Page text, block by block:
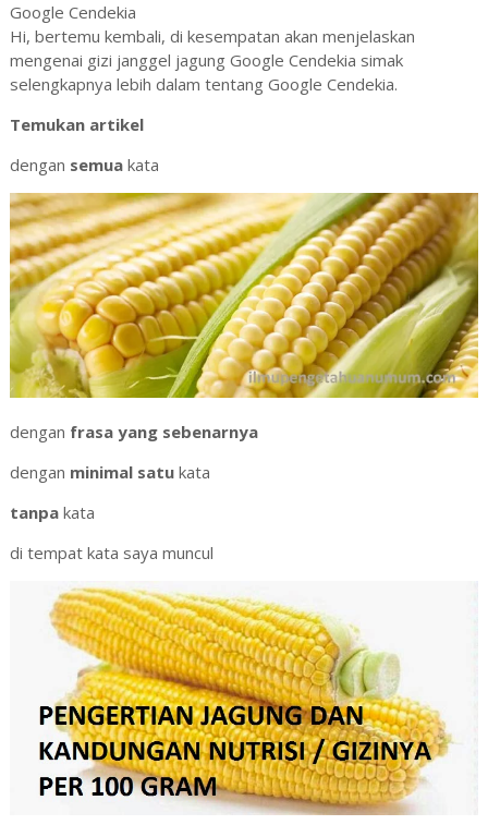
Google Cendekia
Hi, bertemu kembali, di kesempatan akan menjelaskan
mengenai gizi janggel jagung Google Cendekia simak
selengkapnya lebih dalam tentang Google Cendekia.
Temukan artikel
dengan semuakata
dengan frasa yang sebenarnya
dengan minimal satukata
tanpakata
di tempat kata saya muncul